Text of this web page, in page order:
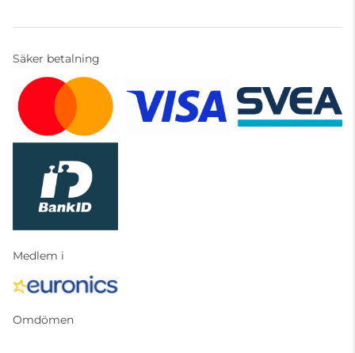
Säker betalning
Medlem i
Omdömen